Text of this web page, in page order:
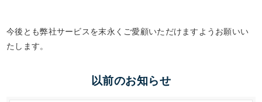
今後とも弊社サービスを末永くご愛顧いただけますようお願いい
たします。
以前のお知らせ